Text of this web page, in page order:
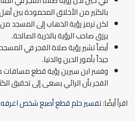
بالكثير من الأخلاق المحمودة بين
لكن ترمز رؤية الذهاب إلى المسجد من
يرزق صاحب الرؤية بالذرية الصالحة.
أيضاً تشير رؤية صلاة الفجر في
جيداً بأمور الدين والدنيا.
وفسر ابن سيرين رؤية قطع مسافات
الفجر بأن الرائي يسعى إلى تحقيق
اقرأ أيضًا:تفسير حلم قطع أصبع شخص اعرفه